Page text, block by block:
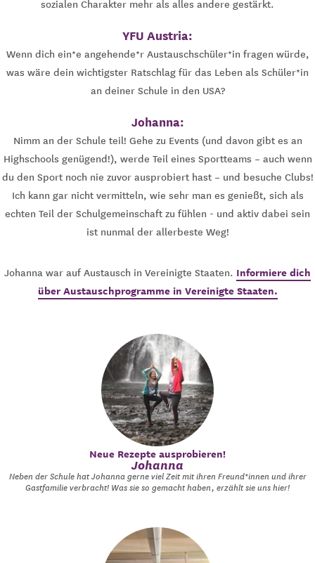
sozialen Charakter mehr als alles andere gestärkt.
YFU Austria:
Wenn dich ein*e angehende*r Austauschschüler*in fragen würde,
was wäre dein wichtigster Ratschlag für das Leben als Schüler*in
an deiner Schule in den USA?
Johanna:
Nimm an der Schule teil! Gehe zu Events (und davon gibt es an
Highschools genügend!), werde Teil eines Sportteams – auch wenn
du den Sport noch nie zuvor ausprobiert hast – und besuche Clubs!
Ich kann gar nicht vermitteln, wie sehr man es genießt, sich als
echten Teil der Schulgemeinschaft zu fühlen - und aktiv dabei sein
ist nunmal der allerbeste Weg!
Johanna war auf Austausch in Vereinigte Staaten. Informiere dich
über Austauschprogramme in Vereinigte Staaten.
Neue Rezepte ausprobieren!
Johanna
Neben der Schule hat Johanna gerne viel Zeit mit ihren Freund*innen und ihrer
Gastfamilie verbracht! Was sie so gemacht haben, erzählt sie uns hier!